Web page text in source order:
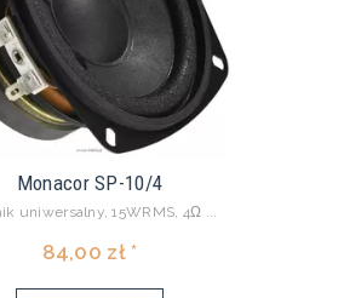
Monacor SP-10/4
uniwersalny, 15WRMS, 4Ω ...
84,00 zł *